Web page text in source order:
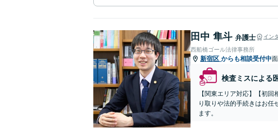
田中 隼斗 弁護士 イン
西船橋ゴール法律事務所
新宿区 からも相談受付中
検査ミスによる
【関東エリア対応】【初
り取りや法的手続きはお任
ます。